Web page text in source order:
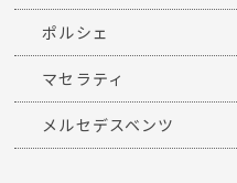
ポルシェ
マセラティ
メルセデスベンツ